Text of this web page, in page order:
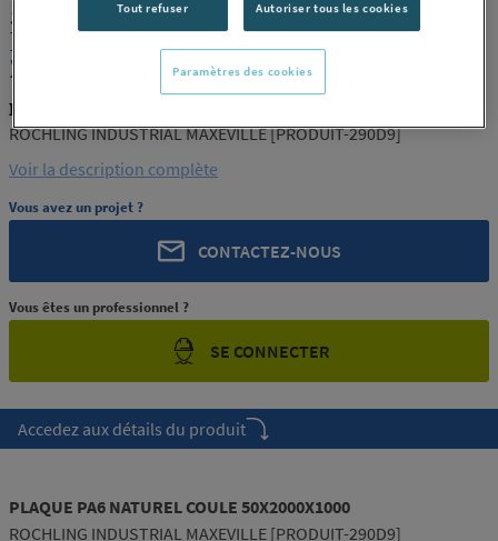
50X2000X1000 ROCHLING
INDUSTRIAL MAXEVILLE [PRODUIT-
290D9]
ROCHLING PRODUIT-290D9
ROCHLING INDUSTRIAL MAXEVILLE [PRODUIT-290D9]
Voir la description complète
Vous avez un projet ?
CONTACTEZ-NOUS
Vous êtes un professionnel ?
SE CONNECTER
Accedez aux détails du produit
PLAQUE PA6 NATUREL COULE 50X2000X1000
ROCHLING INDUSTRIAL MAXEVILLE [PRODUIT-290D9]
Tout refuser Autoriser tous les cookies
Paramètres des cookies